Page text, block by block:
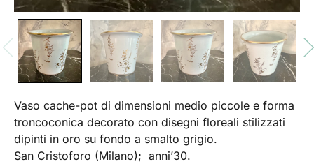
Vaso cache-pot di dimensioni medio piccole e forma
troncoconica decorato con disegni floreali stilizzati
dipinti in oro su fondo a smalto grigio.
San Cristoforo (Milano); anni’30.